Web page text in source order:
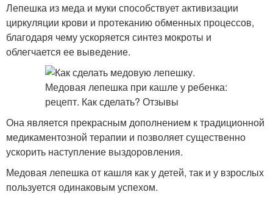
Лепешка из меда и муки способствует активизации
циркуляции крови и протеканию обменных процессов,
благодаря чему ускоряется синтез мокроты и
облегчается ее выведение.
Она является прекрасным дополнением к традиционной
медикаментозной терапии и позволяет существенно
ускорить наступление выздоровления.
Медовая лепешка от кашля как у детей, так и у взрослых
пользуется одинаковым успехом.